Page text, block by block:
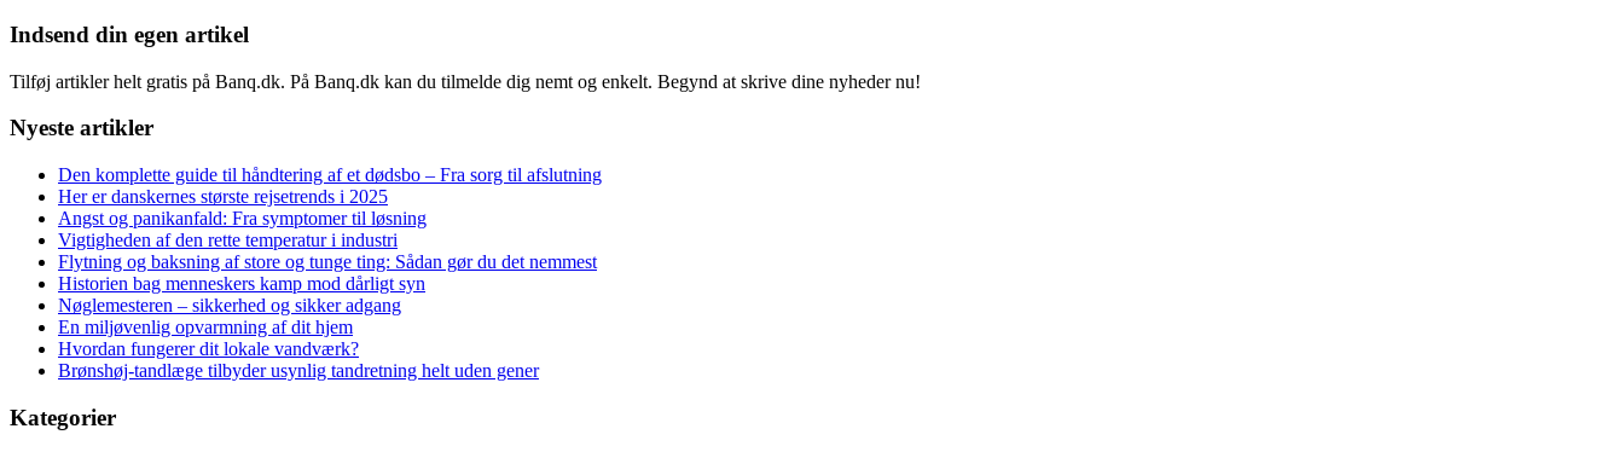
Indsend din egen artikel
Tilføj artikler helt gratis på Banq.dk. På Banq.dk kan du tilmelde dig nemt og enkelt. Begynd at skrive dine nyheder nu!
Nyeste artikler
Den komplette guide til håndtering af et dødsbo – Fra sorg til afslutning
Her er danskernes største rejsetrends i 2025
Angst og panikanfald: Fra symptomer til løsning
Vigtigheden af den rette temperatur i industri
Flytning og baksning af store og tunge ting: Sådan gør du det nemmest
Historien bag menneskers kamp mod dårligt syn
Nøglemesteren – sikkerhed og sikker adgang
En miljøvenlig opvarmning af dit hjem
Hvordan fungerer dit lokale vandværk?
Brønshøj-tandlæge tilbyder usynlig tandretning helt uden gener
Kategorier